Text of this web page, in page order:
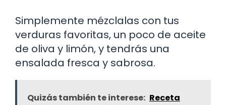
Simplemente mézclalas con tus
verduras favoritas, un poco de aceite
de oliva y limón, y tendrás una
ensalada fresca y sabrosa.
Quizás también te interese: Receta